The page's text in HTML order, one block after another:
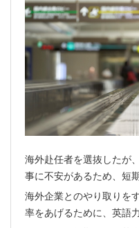
海外赴任者を選抜したが
事に不安があるため、短
海外企業とのやり取りを
率をあげるために、英語